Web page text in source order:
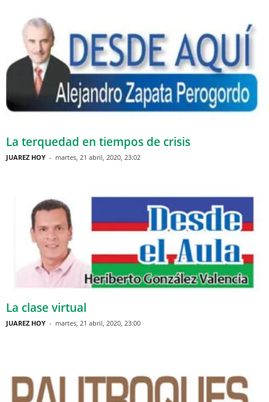
La terquedad en tiempos de crisis
JUAREZ HOY - martes, 21 abril, 2020, 23:02
La clase virtual
JUAREZ HOY - martes, 21 abril, 2020, 23:00